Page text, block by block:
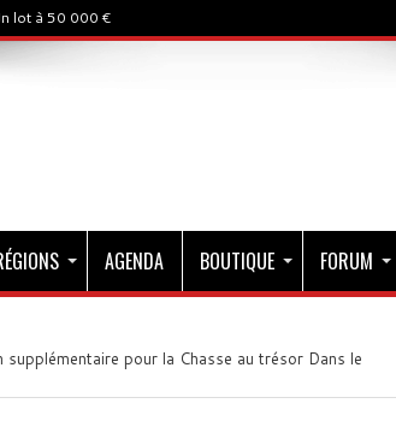
lot à 50 000 €
AGENDA BOUTIQUE FORUM
supplémentaire pour la Chasse au trésor Dans le